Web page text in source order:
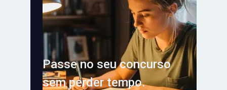
Passe no seu concurso
sem perder tempo.